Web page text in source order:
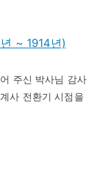
~ 1914년)
주신 박사님 감사
사 전환기 시점을